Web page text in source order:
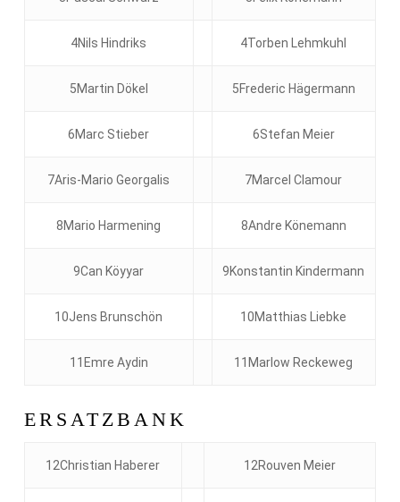
4Nils Hindriks 4Torben Lehmkuhl
5Martin Dökel 5Frederic Hägermann
6Marc Stieber 6Stefan Meier
7Aris-Mario Georgalis 7Marcel Clamour
8Mario Harmening 8Andre Könemann
9Can Köyyar 9Konstantin Kindermann
10Jens Brunschön 10Matthias Liebke
11Emre Aydin 11Marlow Reckeweg
ERSATZBANK
12Christian Haberer 12Rouven Meier